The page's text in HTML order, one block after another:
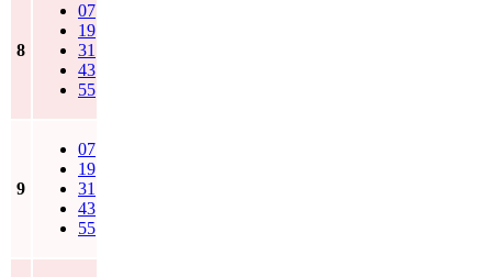
8
07
19
31
43
55
9
07
19
31
43
55